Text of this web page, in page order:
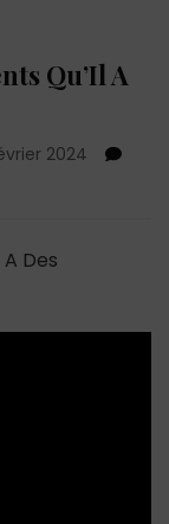
Qu’Il A
2024
Des